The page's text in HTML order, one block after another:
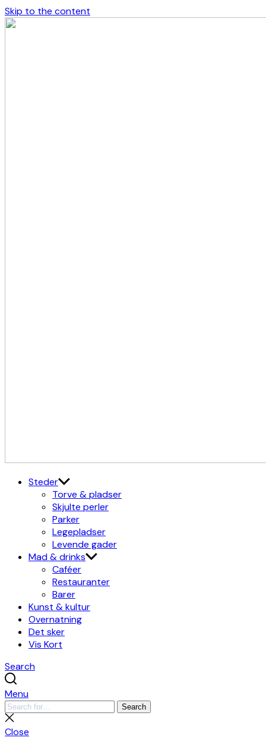
Skip to the content
Steder
Torve & pladser
Skjulte perler
Parker
Legepladser
Levende gader
Mad & drinks
Caféer
Restauranter
Barer
Kunst & kultur
Overnatning
Det sker
Vis Kort
Search
Menu
Search
for:
Search
Close
search
Close